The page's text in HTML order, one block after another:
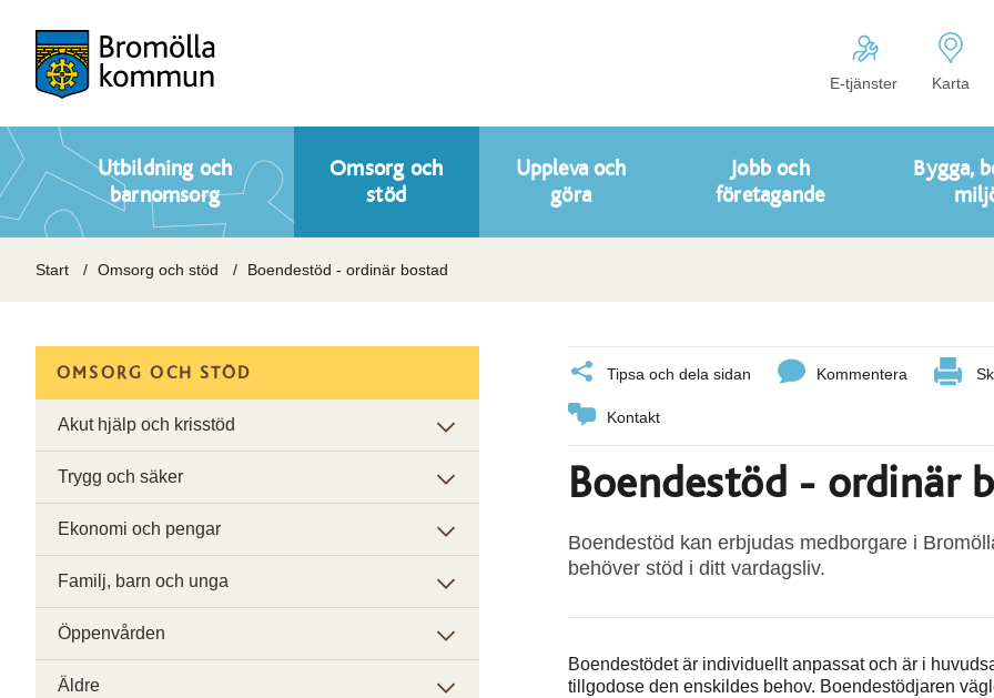
E-tjänster Karta
Utbildning och
barnomsorg
Omsorg och
stöd
Uppleva och
göra
Jobb och
företagande
Bygga,
Start Omsorg och stöd Boendestöd - ordinär bostad
Tipsa och dela sidan Kommentera
Kontakt
Boendestöd - ordinär
Boendestöd kan erbjudas medborgare i
behöver stöd i ditt vardagsliv.
Boendestödet är individuellt anpassat och är i
tillgodose den enskildes behov. Boendestödjaren
OMSORG OCH STÖD
Akut hjälp och krisstöd
Trygg och säker
Ekonomi och pengar
Familj, barn och unga
Öppenvården
Äldre